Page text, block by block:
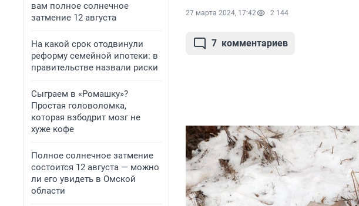
вам полное солнечное
затмение 12 августа
На какой срок отодвинули
реформу семейной ипотеки: в
правительстве назвали риски
Сыграем в «Ромашку»?
Простая головоломка,
которая взбодрит мозг не
хуже кофе
Полное солнечное затмение
состоится 12 августа — можно
ли его увидеть в Омской
области
27 марта 2024, 17:42 2 144
7 комментариев